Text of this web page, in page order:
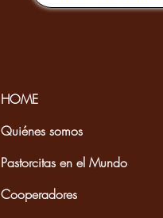
HOME
Quiénes somos
Pastorcitas en el Mundo
Cooperadores